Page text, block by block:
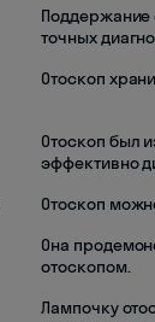
Поддержание
точных
Отоскоп
Отоскоп был
эффективно
Отоскоп
Она
отоскопом.
Лампочку